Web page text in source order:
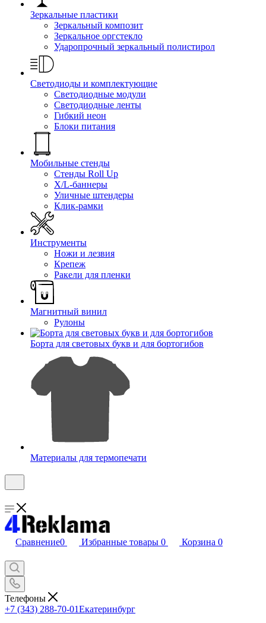
Зеркальные пластики
Зеркальный композит
Зеркальное оргстекло
Ударопрочный зеркальный полистирол
Светодиоды и комплектующие
Светодиодные модули
Светодиодные ленты
Гибкий неон
Блоки питания
Мобильные стенды
Стенды Roll Up
X/L-баннеры
Уличные штендеры
Клик-рамки
Инструменты
Ножи и лезвия
Крепеж
Ракели для пленки
Магнитный винил
Рулоны
Борта для световых букв и для бортогибов
Материалы для термопечати
Сравнение0 Избранные товары 0 Корзина 0
Телефоны
+7 (343) 288-70-01Екатеринбург